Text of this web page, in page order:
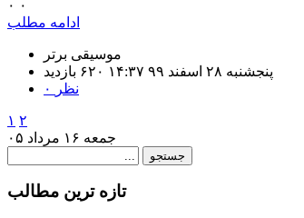
۰ ۰
ادامه مطلب
موسیقی برتر
پنجشنبه ۲۸ اسفند ۹۹ ۱۴:۳۷
۶۲۰ بازديد
۰ نظر
۱ ۲
جمعه ۱۶ مرداد ۰۵
تازه ترين مطالب